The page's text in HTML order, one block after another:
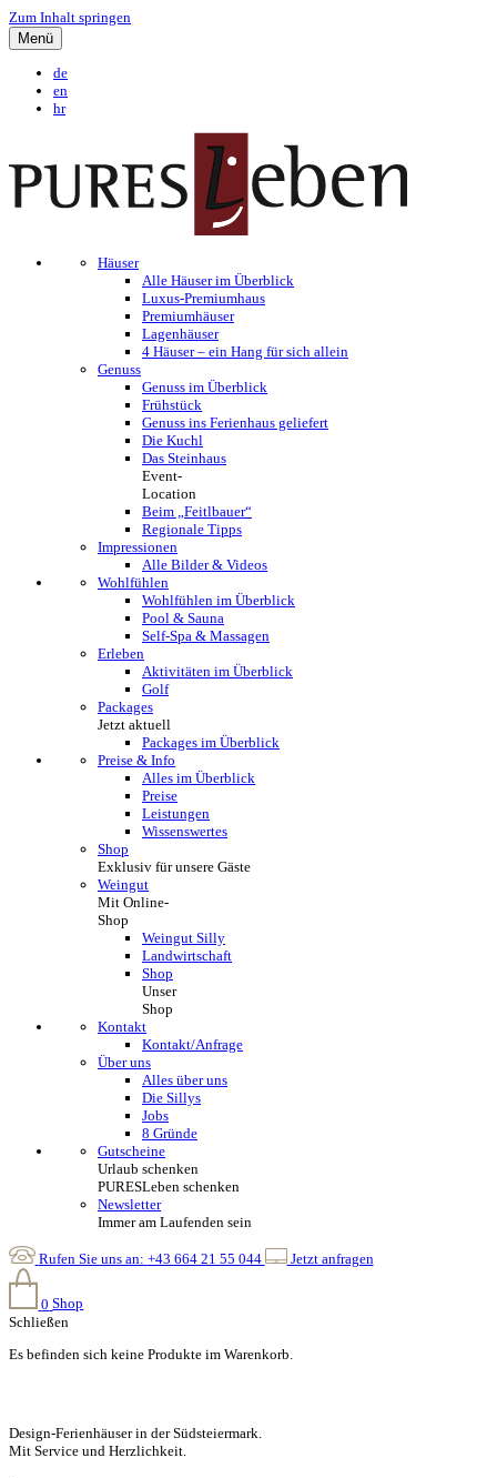
Zum Inhalt springen
Menü
de
en
hr
Häuser
Alle Häuser im Überblick
Luxus-Premiumhaus
Premiumhäuser
Lagenhäuser
4 Häuser – ein Hang für sich allein
Genuss
Genuss im Überblick
Frühstück
Genuss ins Ferienhaus geliefert
Die Kuchl
Das Steinhaus
Event-
Location
Beim „Feitlbauer“​
Regionale Tipps
Impressionen
Alle Bilder & Videos
Wohlfühlen
Wohlfühlen im Überblick
Pool & Sauna
Self-Spa & Massagen
Erleben
Aktivitäten im Überblick
Golf
Packages
Jetzt aktuell
Packages im Überblick
Preise & Info
Alles im Überblick
Preise
Leistungen
Wissenswertes
Shop
Exklusiv für unsere Gäste
Weingut
Mit Online-
Shop
Weingut Silly
Landwirtschaft
Shop
Unser
Shop
Kontakt
Kontakt/Anfrage
Über uns
Alles über uns
Die Sillys
Jobs
8 Gründe
Gutscheine
Urlaub schenken
PURESLeben schenken
Newsletter
Immer am Laufenden sein
Rufen Sie uns an: +43 664 21 55 044 Jetzt anfragen
0 Shop
Schließen
Es befinden sich keine Produkte im Warenkorb.
Design-Ferienhäuser in der Südsteiermark.
Mit Service und Herzlichkeit.